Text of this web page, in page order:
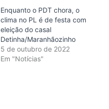
Enquanto o PDT chora, o
clima no PL é de festa com
eleição do casal
Detinha/Maranhãozinho
5 de outubro de 2022
Em "Notícias"